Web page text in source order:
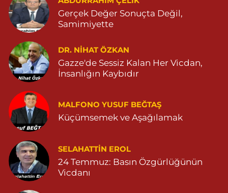
Sarohan Eczanesi
ZEYTNPINAR MAHALLESİ ROJ CADDESİ NO:30 A derik devlet
hastanesi karşısı 05425113484
0 (542) 511 34 84 Yol Tarifi Al
Eymen Eczanesi
POYRAZ MAHALLE MEVLANA SOKAK NO:5A 05343032144
0 (534) 303 21 44 Yol Tarifi Al
Yeni Eczanesi
YENİ MAHALLE 3086 SOKAK NO:2 4 04825413156
0 (482) 541 31 56 Yol Tarifi Al
Gerçek Değer Sonuçta Değil,
Samimiyette
DR. NIHAT ÖZKAN
Gazze'de Sessiz Kalan Her Vicdan,
İnsanlığın Kaybıdır
MALFONO YUSUF BEĞTAŞ
Küçümsemek ve Aşağılamak
SELAHATTIN EROL
24 Temmuz: Basın Özgürlüğünün
Vicdanı